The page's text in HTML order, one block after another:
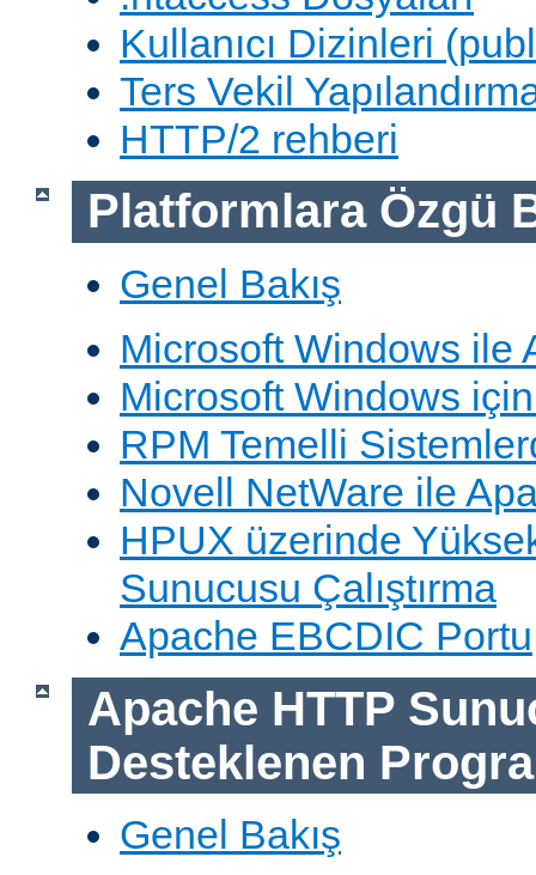
Kullanıcı Dizinleri
Ters Vekil
HTTP/2 rehberi
Platformlara Özgü
Genel Bakış
Microsoft Windows ile
Microsoft Windows
RPM Temelli
Novell NetWare ile
HPUX üzerinde
Sunucusu Çalıştırma
Apache EBCDIC Portu
Apache HTTP
Desteklenen
Genel Bakış